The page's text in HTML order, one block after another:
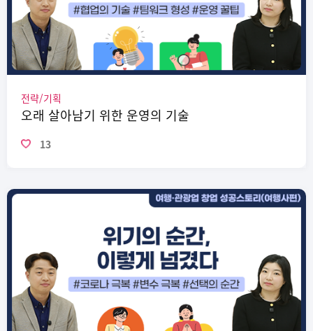
전략/기획
오래 살아남기 위한 운영의 기술
13